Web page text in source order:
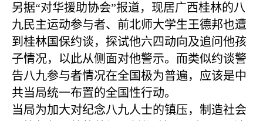
另据“对华援助协会”报道，现居广西桂林的八
九民主运动参与者、前北师大学生王德邦也遭
到桂林国保约谈，探试他六四动向及追问他孩
子情况，以此从侧面对他警示。而类似约谈警
告八九参与者情况在全国极为普遍，应该是中
共当局统一布置的全国性行动。
当局为加大对纪念八九人士的镇压，制造社会